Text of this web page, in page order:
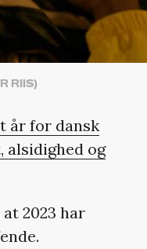
RIIS)
år for dansk
alsidighed og
2023 har